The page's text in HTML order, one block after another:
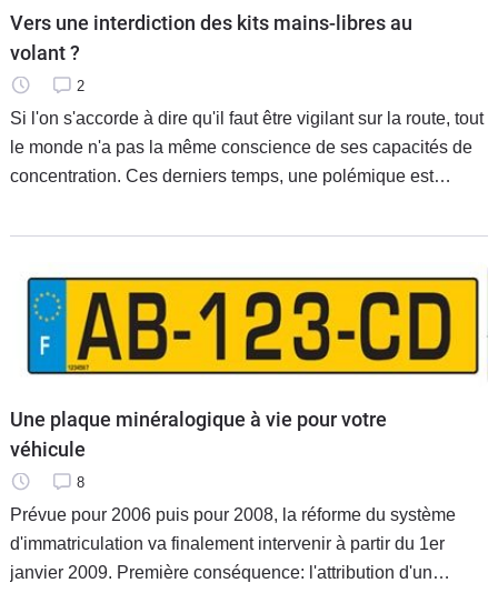
Vers une interdiction des kits mains-libres au
volant ?
2
Si l'on s'accorde à dire qu'il faut être vigilant sur la route, tout
le monde n'a pas la même conscience de ses capacités de
concentration. Ces derniers temps, une polémique est
Une plaque minéralogique à vie pour votre
véhicule
8
Prévue pour 2006 puis pour 2008, la réforme du système
d'immatriculation va finalement intervenir à partir du 1er
janvier 2009. Première conséquence: l'attribution d'un